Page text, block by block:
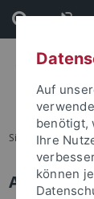
Direkt
zum
Inhalt
Direkt
zur
Fußleiste
Sie sind hier:
Aktuelle
Auf
benötigt,
Ihre
können